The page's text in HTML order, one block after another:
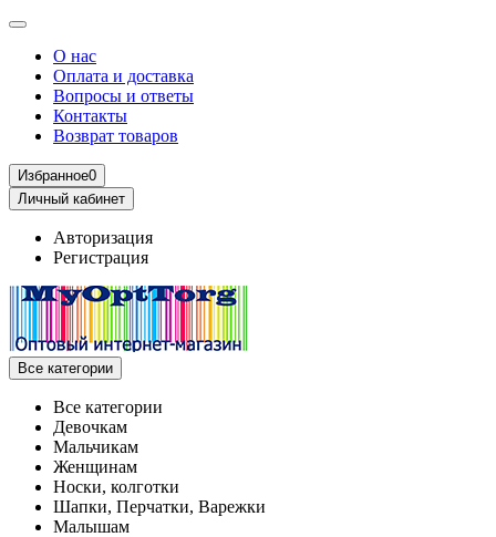
О нас
Оплата и доставка
Вопросы и ответы
Контакты
Возврат товаров
Избранное0
Личный кабинет
Авторизация
Регистрация
Все категории
Все категории
Девочкам
Мальчикам
Женщинам
Носки, колготки
Шапки, Перчатки, Варежки
Малышам